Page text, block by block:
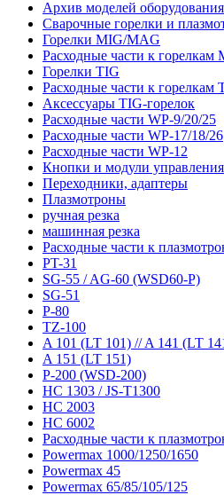
Архив моделей оборудования
Сварочные горелки и
Горелки MIG/MAG
Расходные части к горелкам
Горелки TIG
Расходные части к горелкам
Аксессуары TIG-горелок
Расходные части WP-9/20/25
Расходные части WP-17/18/26
Расходные части WP-12
Кнопки и модули управления
Переходники, адаптеры
Плазмотроны
ручная резка
машинная резка
Расходные части к
PT-31
SG-55 / AG-60 (WSD60-P)
SG-51
P-80
TZ-100
A 101 (LT 101) // A 141 (LT
A 151 (LT 151)
P-200 (WSD-200)
HC 1303 / JS-T1300
HC 2003
HC 6002
Расходные части к
Powermax 1000/1250/1650
Powermax 45
Powermax 65/85/105/125